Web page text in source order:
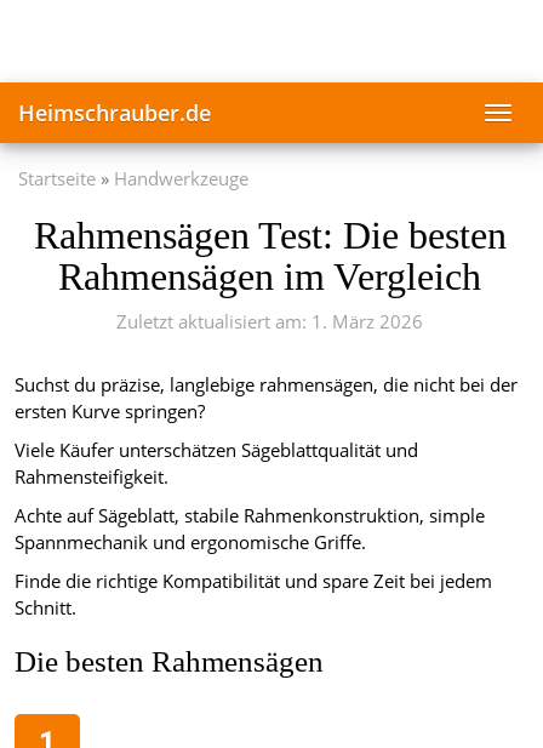
Heimschrauber.de
Startseite Handwerkzeuge
Rahmensägen Test: Die besten
Rahmensägen im Vergleich
Zuletzt aktualisiert am: 1. März 2026
Suchst du präzise, langlebige rahmensägen, die nicht bei der
ersten Kurve springen?
Viele Käufer unterschätzen Sägeblattqualität und
Rahmensteifigkeit.
Achte auf Sägeblatt, stabile Rahmenkonstruktion, simple
Spannmechanik und ergonomische Griffe.
Finde die richtige Kompatibilität und spare Zeit bei jedem
Schnitt.
Die besten Rahmensägen